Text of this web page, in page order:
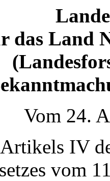
das Land
Vom 24.
IV
vom